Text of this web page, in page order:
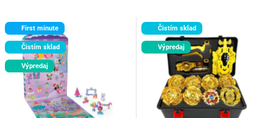
First minute
Čistím sklad
Výpredaj
Čistím sklad
Výpredaj